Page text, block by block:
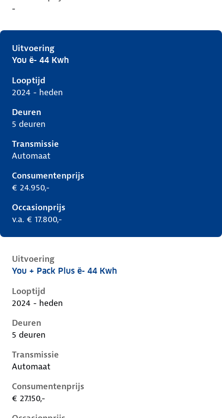
-
Uitvoering
Citroen C3 iv, ë- 44 kwh, 83 kW, Elektrisch, 5 deuren
You ë- 44 Kwh
Looptijd
2024 - heden
Deuren
5 deuren
Transmissie
Automaat
Consumentenprijs
€ 24.950,-
Occasionprijs
v.a. € 17.800,-
Uitvoering
Citroen C3 iv, ë- 44 kwh, 83 kW, Elektrisch, 5 deuren
You + Pack Plus ë- 44 Kwh
Looptijd
2024 - heden
Deuren
5 deuren
Transmissie
Automaat
Consumentenprijs
€ 27.150,-